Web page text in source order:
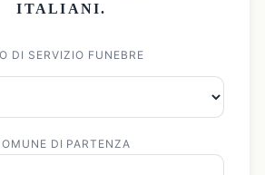
ITALIANI.
DI SERVIZIO FUNEBRE
DI PARTENZA